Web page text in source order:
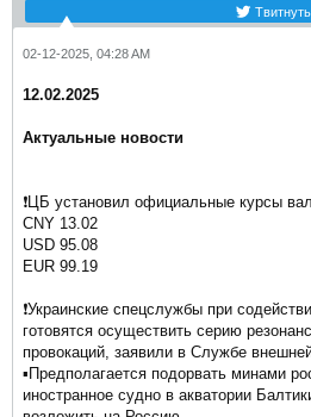
Твитнуть
02-12-2025, 04:28 AM
12.02.2025
Актуальные новости
❗️ЦБ установил официальные курсы
CNY 13.02
USD 95.08
EUR 99.19
❗️Украинские спецслужбы при
готовятся осуществить серию
провокаций, заявили в Службе
▪️Предполагается подорвать минами
иностранное судно в акватории